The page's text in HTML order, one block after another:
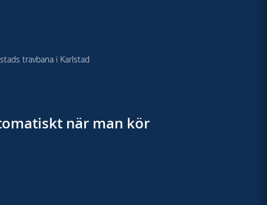
travbana i Karlstad
när man kör